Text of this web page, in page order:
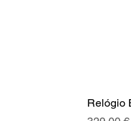
Relógio